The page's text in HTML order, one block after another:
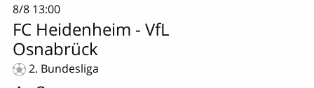
8/8 13:00
FC Heidenheim - VfL
Osnabrück
2. Bundesliga